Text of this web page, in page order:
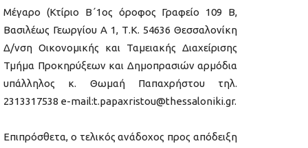
Μέγαρο (Κτίριο Β΄1ος όροφος Γραφείο 109 Β,
Βασιλέως Γεωργίου Α 1, Τ.Κ. 54636 Θεσσαλονίκη
Δ/νση Οικονομικής και Ταμειακής Διαχείρισης
Τμήμα Προκηρύξεων και Δημοπρασιών αρμόδια
υπάλληλος κ. Θωμαή Παπαχρήστου τηλ.
2313317538 e-mail:t.papaxristou@thessaloniki.gr.
Επιπρόσθετα, ο τελικός ανάδοχος προς απόδειξη